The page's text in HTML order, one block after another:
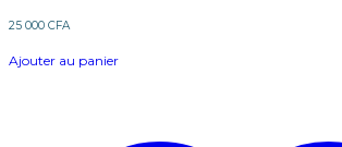
25 000 CFA
Ajouter au panier